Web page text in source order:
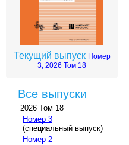
Текущий выпуск Номер
3, 2026 Том 18
Все выпуски
2026 Том 18
Номер 3
(специальный выпуск)
Номер 2